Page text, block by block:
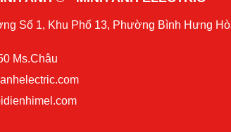
Số 1, Khu Phố 13, Phường Bình Hưng
Ms.Châu